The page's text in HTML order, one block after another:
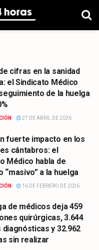
cifras en la sanidad
el Sindicato Médico
de la huelga
27 DE ABRIL DE 2026
fuerte impacto en los
cántabros: el
Médico habla de
“masivo” a la huelga
16 DE FEBRERO DE 2026
de médicos deja 459
quirúrgicas, 3.644
diagnósticas y 32.962
sin realizar